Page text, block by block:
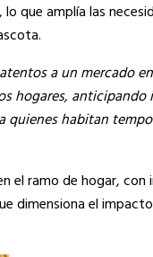
que amplía las
a un mercado
hogares,
habitan
el ramo de hogar,
dimensiona el